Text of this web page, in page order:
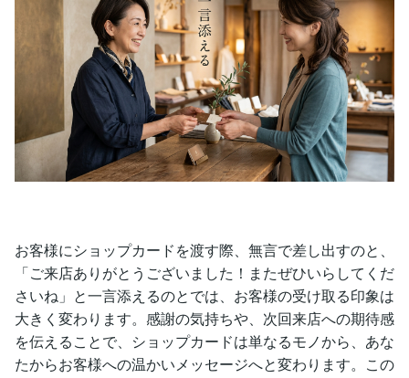
お客様にショップカードを渡す際、無言で差し出すのと、
「ご来店ありがとうございました！またぜひいらしてくだ
さいね」と一言添えるのとでは、お客様の受け取る印象は
大きく変わります。感謝の気持ちや、次回来店への期待感
を伝えることで、ショップカードは単なるモノから、あな
たからお客様への温かいメッセージへと変わります。この